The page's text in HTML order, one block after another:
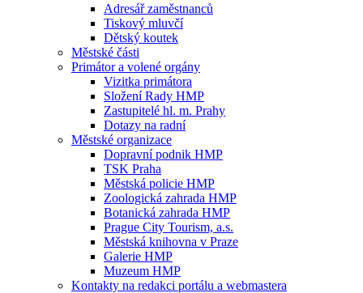
Adresář zaměstnanců
Tiskový mluvčí
Dětský koutek
Městské části
Primátor a volené orgány
Vizitka primátora
Složení Rady HMP
Zastupitelé hl. m. Prahy
Dotazy na radní
Městské organizace
Dopravní podnik HMP
TSK Praha
Městská policie HMP
Zoologická zahrada HMP
Botanická zahrada HMP
Prague City Tourism, a.s.
Městská knihovna v Praze
Galerie HMP
Muzeum HMP
Kontakty na redakci portálu a webmastera